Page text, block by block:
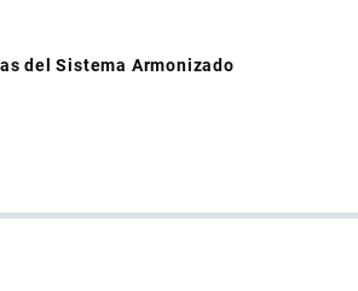
del Sistema Armonizado